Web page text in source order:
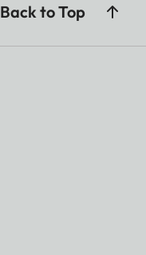
Back to Top